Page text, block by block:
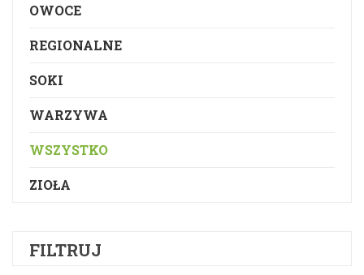
OWOCE
REGIONALNE
SOKI
WARZYWA
WSZYSTKO
ZIOŁA
FILTRUJ